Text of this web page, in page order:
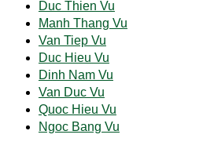
Duc Thien Vu
Manh Thang Vu
Van Tiep Vu
Duc Hieu Vu
Dinh Nam Vu
Van Duc Vu
Quoc Hieu Vu
Ngoc Bang Vu